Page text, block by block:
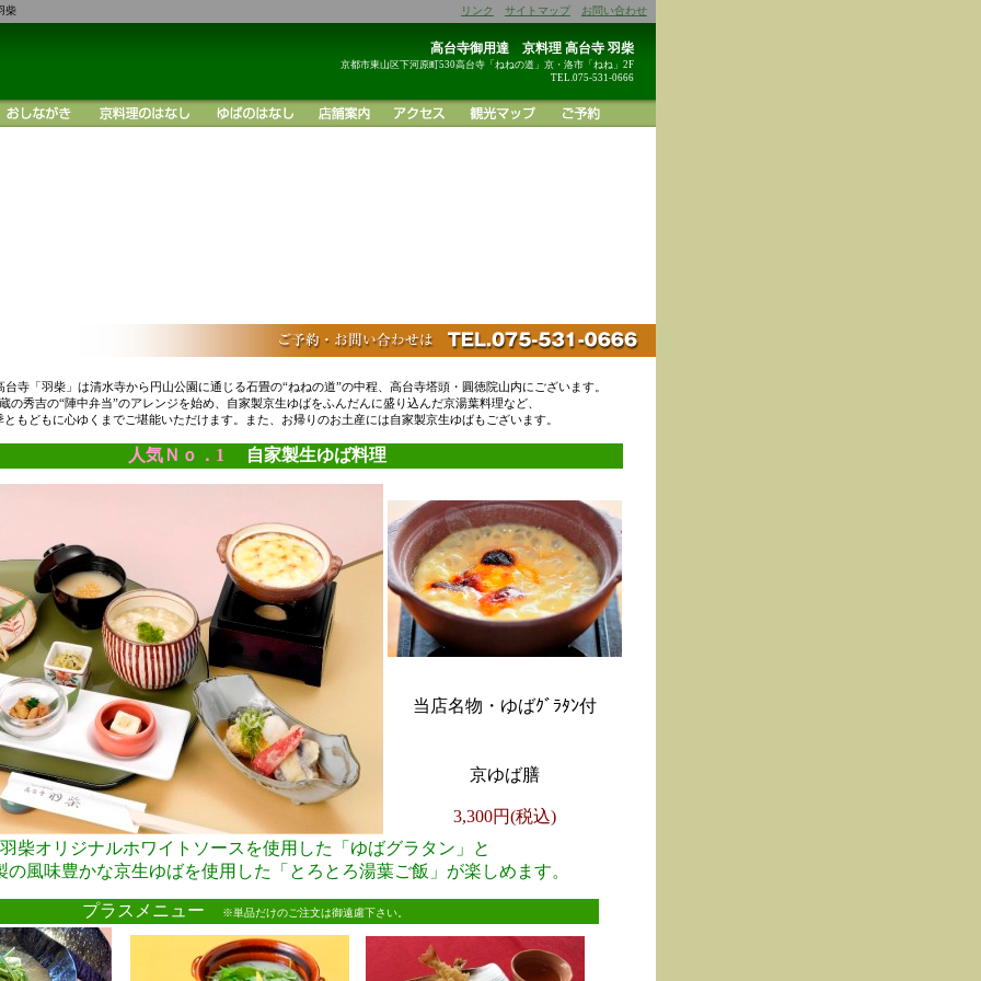
柴 リンク サイトマップ お問い合わせ
高台寺御用達 京料理 高台寺 羽柴
京都市東山区下河原町530高台寺「ねねの道」京・洛市「ねね」2F
TEL.075-531-0666
寺「羽柴」は清水寺から円山公園に通じる石畳の“ねねの道”の中程、高台寺塔頭・圓徳院山内にございます。
の秀吉の“陣中弁当”のアレンジを始め、自家製京生ゆばをふんだんに盛り込んだ京湯葉料理など、
ともどもに心ゆくまでご堪能いただけます。また、お帰りのお土産には自家製京生ゆばもございます。
人気Ｎｏ．1 自家製生ゆば料理
当店名物・ゆばｸﾞﾗﾀﾝ付
京ゆば膳
3,300円(税込)
羽柴オリジナルホワイトソースを使用した「ゆばグラタン」と
の風味豊かな京生ゆばを使用した「とろとろ湯葉ご飯」が楽しめます。
プラスメニュー ※単品だけのご注文は御遠慮下さい。